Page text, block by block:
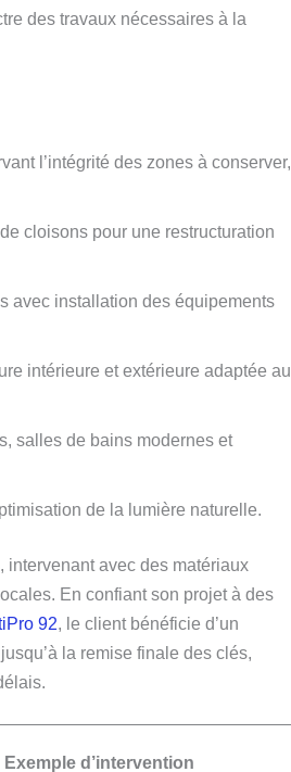
des travaux nécessaires à la
l’intégrité des zones à conserver,
cloisons pour une restructuration
avec installation des équipements
intérieure et extérieure adaptée au
salles de bains modernes et
de la lumière naturelle.
intervenant avec des matériaux
En confiant son projet à des
92, le client bénéficie d’un
la remise finale des clés,
Exemple d’intervention